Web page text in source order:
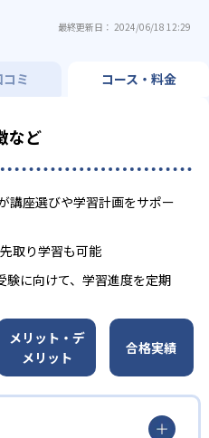
最終更新日： 2024/06/18 12:29
ミ コース・料金
など
講座選びや学習計画をサポー
取り学習も可能
験に向けて、学習進度を定期
メリット・デ
メリット
合格実績